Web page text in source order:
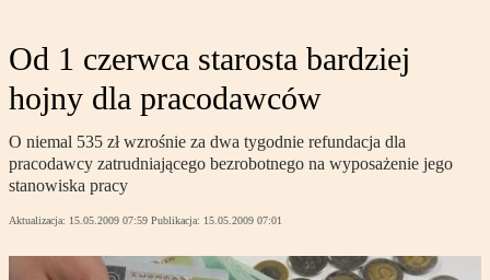
Od 1 czerwca starosta bardziej
hojny dla pracodawców
O niemal 535 zł wzrośnie za dwa tygodnie refundacja dla
pracodawcy zatrudniającego bezrobotnego na wyposażenie jego
stanowiska pracy
Aktualizacja: 15.05.2009 07:59 Publikacja: 15.05.2009 07:01